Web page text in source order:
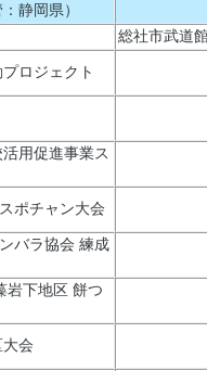
静岡県）
総社市武道
ロジェクト
用促進事業ス
ポチャン大会
バラ協会 練成
岩下地区 餅つ
会